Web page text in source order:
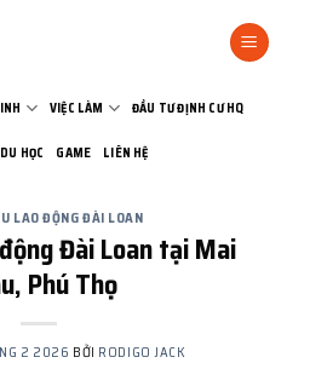
VIỆC LÀM ĐẦU TƯ ĐỊNH CƯ HQ
HỌC GAME LIÊN HỆ
LAO ĐỘNG ĐÀI LOAN
Đài Loan tại Mai
Phú Thọ
2 2026 BỞI RODIGO JACK